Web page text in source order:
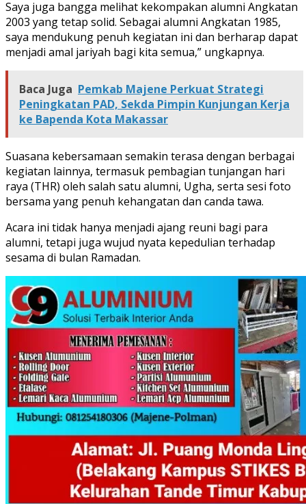
Saya juga bangga melihat kekompakan alumni Angkatan
2003 yang tetap solid. Sebagai alumni Angkatan 1985,
saya mendukung penuh kegiatan ini dan berharap dapat
menjadi amal jariyah bagi kita semua,” ungkapnya.
Baca Juga Pemkab Majene Perkuat Strategi
Peningkatan PAD, Sekda Pimpin Kunjungan Kerja
ke Bapenda Kota Makassar
Suasana kebersamaan semakin terasa dengan berbagai
kegiatan lainnya, termasuk pembagian tunjangan hari
raya (THR) oleh salah satu alumni, Ugha, serta sesi foto
bersama yang penuh kehangatan dan canda tawa.
Acara ini tidak hanya menjadi ajang reuni bagi para
alumni, tetapi juga wujud nyata kepedulian terhadap
sesama di bulan Ramadan.